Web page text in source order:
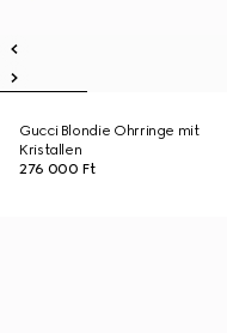
Gucci Blondie Ohrringe mit
Kristallen
276 000 Ft